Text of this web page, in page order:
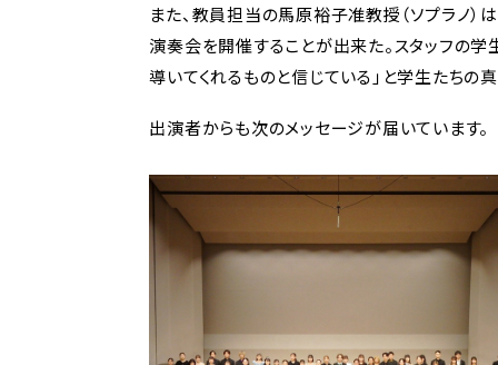
また、教員担当の馬原裕子准教授（ソプラノ
演奏会を開催することが出来た。スタッフの
導いてくれるものと信じている」と学生たちの
出演者からも次のメッセージが届いています。